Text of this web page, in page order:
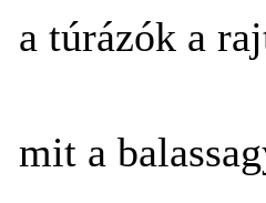
a túrázók a
mit a